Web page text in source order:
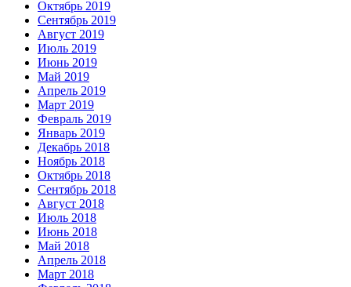
Октябрь 2019
Сентябрь 2019
Август 2019
Июль 2019
Июнь 2019
Май 2019
Апрель 2019
Март 2019
Февраль 2019
Январь 2019
Декабрь 2018
Ноябрь 2018
Октябрь 2018
Сентябрь 2018
Август 2018
Июль 2018
Июнь 2018
Май 2018
Апрель 2018
Март 2018